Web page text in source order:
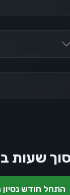
שעות
התחל חודש נסיון